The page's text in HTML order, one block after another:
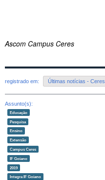
Ascom Campus Ceres
registrado em: Últimas notícias - Ceres
Assunto(s):
Educação
Pesquisa
Ensino
Extensão
Campus Ceres
IF Goiano
2019
Integra IF Goiano